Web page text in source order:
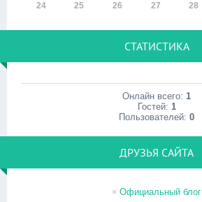
24 25 26 27 28
СТАТИСТИКА
Онлайн всего: 1
Гостей: 1
Пользователей: 0
ДРУЗЬЯ САЙТА
Официальный блог